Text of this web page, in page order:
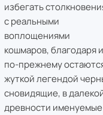
избегать
с реальными
воплощениями
кошмаров, благодаря
по-прежнему
жуткой легендой
сновидящие, в
древности именуемые